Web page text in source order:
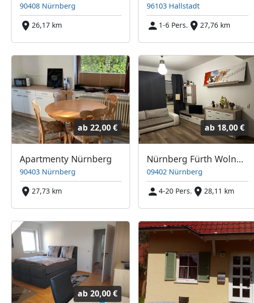
90408 Nürnberg
26,17 km
96103 Hallstadt
1-6 Pers.
27,76 km
ab 22,00 €
Apartmenty Nürnberg
90403 Nürnberg
27,73 km
ab 18,00 €
Nürnberg Fürth Wolne apartamenty
09402 Nürnberg
4-20 Pers.
28,11 km
ab 20,00 €